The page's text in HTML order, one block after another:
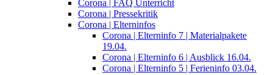
Corona | FAQ Unterricht
Corona | Pressekritik
Corona | Elterninfos
Corona | Elterninfo 7 | Materialpakete
19.04.
Corona | Elterninfo 6 | Ausblick 16.04.
Corona | Elterninfo 5 | Ferieninfo 03.04.